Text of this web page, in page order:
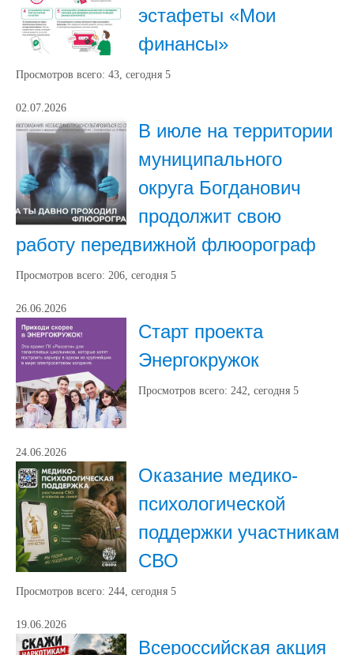
эстафеты «Мои
финансы»
Просмотров всего: 43, сегодня 5
02.07.2026
В июле на территории
муниципального
округа Богданович
продолжит свою
работу передвижной флюорограф
Просмотров всего: 206, сегодня 5
26.06.2026
Старт проекта
Энергокружок
Просмотров всего: 242, сегодня 5
24.06.2026
Оказание медико-
психологической
поддержки участникам
СВО
Просмотров всего: 244, сегодня 5
19.06.2026
Всероссийская акция